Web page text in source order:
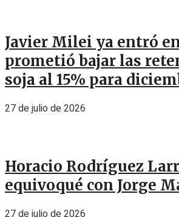
Javier Milei ya entró
prometió bajar las
soja al 15% para
27 de julio de 2026
Horacio Rodríguez
equivoqué con Jorge
27 de julio de 2026